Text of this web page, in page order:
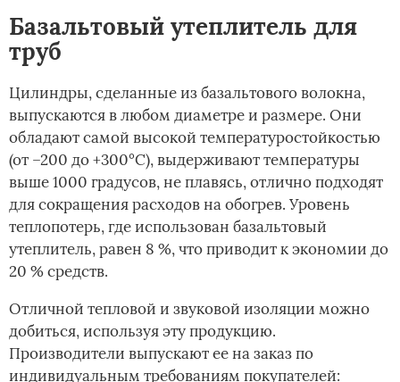
Базальтовый утеплитель для
труб
Цилиндры, сделанные из базальтового волокна,
выпускаются в любом диаметре и размере. Они
обладают самой высокой температуростойкостью
(от –200 до +300°С), выдерживают температуры
выше 1000 градусов, не плавясь, отлично подходят
для сокращения расходов на обогрев. Уровень
теплопотерь, где использован базальтовый
утеплитель, равен 8 %, что приводит к экономии до
20 % средств.
Отличной тепловой и звуковой изоляции можно
добиться, используя эту продукцию.
Производители выпускают ее на заказ по
индивидуальным требованиям покупателей: